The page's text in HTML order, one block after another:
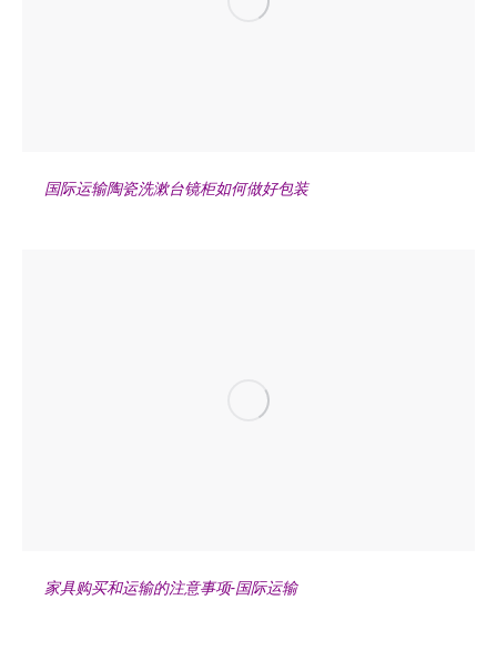
国际运输陶瓷洗漱台镜柜如何做好包装
家具购买和运输的注意事项-国际运输